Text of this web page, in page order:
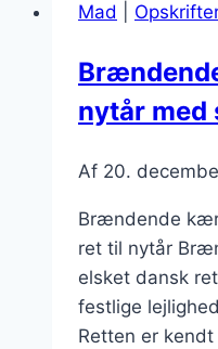
friske
til
smag
Mad
nytår med
Af 20.
Brændende
ret til nytår
elsket dansk
festlige
Retten er